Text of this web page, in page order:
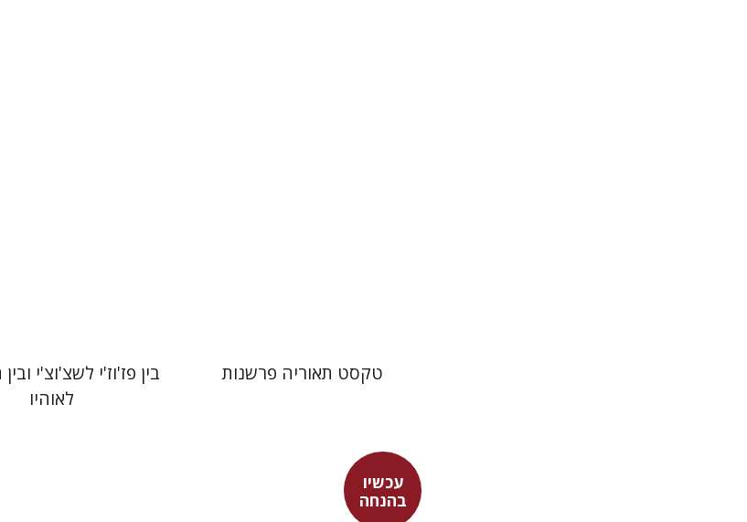
טקסט תאוריה פרשנות
בין פז'וז'י לשצ'וצ'י
לאוהיו
עכשיו
בהנחה
דבורה גילולה